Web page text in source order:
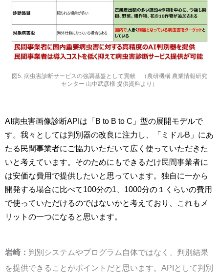
図5. 病虫害診断サービスの強調基盤として貢献 （農研機構 農業情報研究
センター 山中武彦様 提供資料より）
AI病虫害画像診断APIは「B to B to C」型の展開モデルで
す。我々としては判別器の改良に注力し、「ミドルB」にあ
たる民間事業者にご協力いただいて広く使っていただきた
いと考えています。そのためにもできるだけ民間事業者に
は安価な費用で提供したいと思っています。独自に一から
開発する場合に比べて100分の1、1000分の１くらいの費用
で使っていただけるのではないかと考えており、これもメ
リットの一つになると思います。
岩崎： 判別システムやプログラム自体ではなく、判別結果
を提供できることがポイントだと思います。APIとして判別